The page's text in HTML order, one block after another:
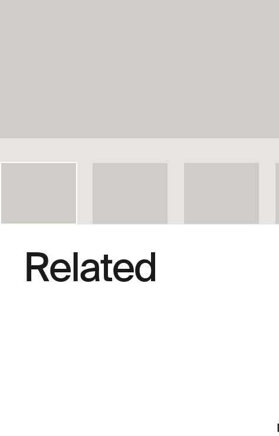
Related